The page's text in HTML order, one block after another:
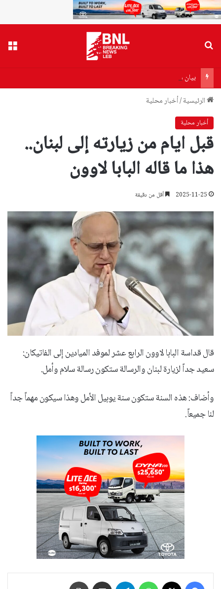
بيان من أهالي ضحايا مرفأ بيروت إلى وزير الصحة…هذا ما جاء فيه!
الرئيسية/أخبار محلية
أخبار محلية
قبل ايام من زيارته إلى لبنان..
هذا ما قاله البابا لاوون
2025-11-25 أقل من دقيقة
قال قداسة البابا لاوون الرابع عشر لموفد الميادين إلى الفاتيكان:
سعيد جداً لزيارة لبنان والرسالة ستكون رسالة سلام وأمل.
وأضاف: هذه السنة ستكون سنة يوبيل الأمل وهذا سيكون مهماً جداً
لنا جميعاً.
فيسبوك واتساب تيلقرام مشاركة عبر البريد